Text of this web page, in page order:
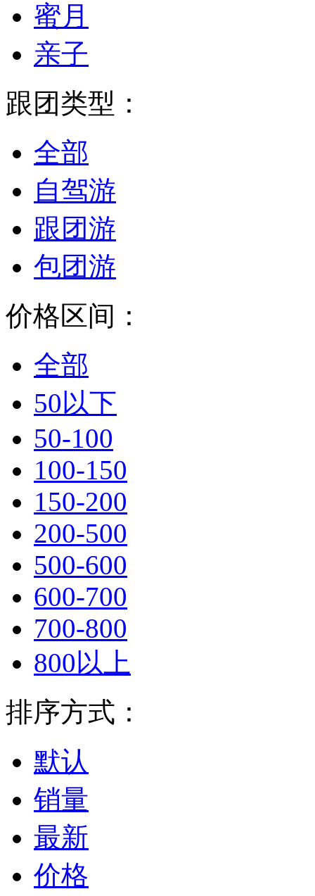
蜜月
亲子
跟团类型：
全部
自驾游
跟团游
包团游
价格区间：
全部
50以下
50-100
100-150
150-200
200-500
500-600
600-700
700-800
800以上
排序方式：
默认
销量
最新
价格